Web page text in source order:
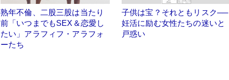
熟年不倫、二股三股は当たり
前「いつまでもSEX＆恋愛し
たい」アラフィフ・アラフォ
ーたち
子供は宝？それともリスク──
妊活に励む女性たちの迷いと
戸惑い